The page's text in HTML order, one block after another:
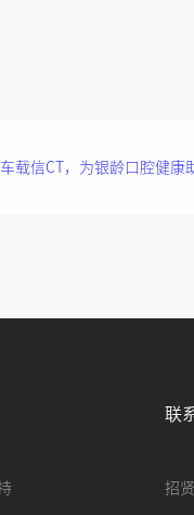
载信CT，为银龄口腔健康
联
招